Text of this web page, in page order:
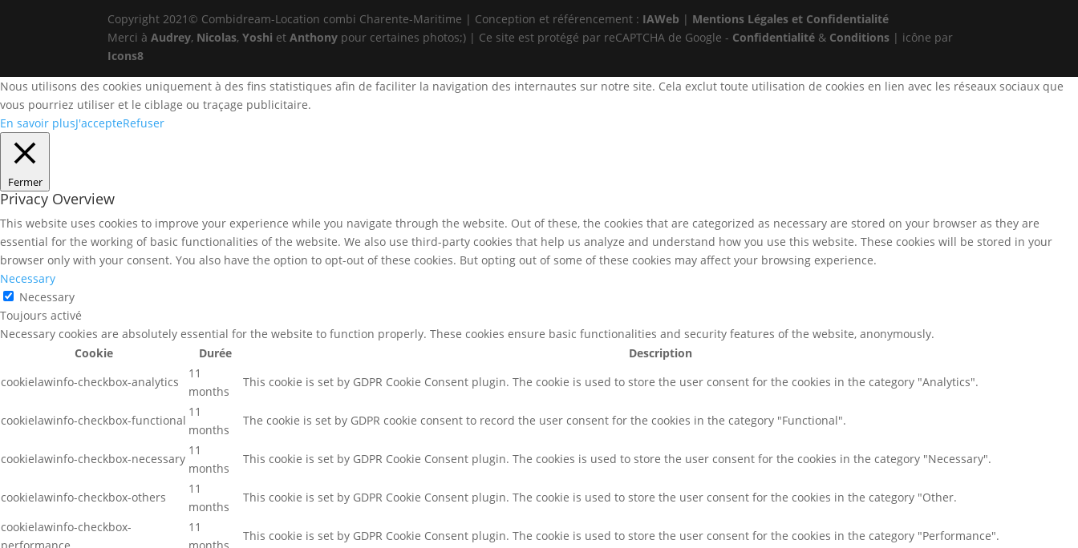
Copyright 2021© Combidream-Location combi Charente-Maritime | Conception et référencement : IAWeb | Mentions Légales et Confidentialité
Merci àAudrey, Nicolas,Yoshi etAnthony pour certaines photos;) | Ce site est protégé par reCAPTCHA de Google - Confidentialité & Conditions | icône par
Icons8
Nous utilisons des cookies uniquement à des fins statistiques afin de faciliter la navigation des internautes sur notre site. Cela exclut toute utilisation de cookies en lien avec les réseaux sociaux que
vous pourriez utiliser et le ciblage ou traçage publicitaire.
En savoir plusJ'accepteRefuser
Fermer
Privacy Overview
This website uses cookies to improve your experience while you navigate through the website. Out of these, the cookies that are categorized as necessary are stored on your browser as they are
essential for the working of basic functionalities of the website. We also use third-party cookies that help us analyze and understand how you use this website. These cookies will be stored in your
browser only with your consent. You also have the option to opt-out of these cookies. But opting out of some of these cookies may affect your browsing experience.
Necessary
Necessary
Toujours activé
Necessary cookies are absolutely essential for the website to function properly. These cookies ensure basic functionalities and security features of the website, anonymously.
Cookie
Durée
Description
cookielawinfo-checkbox-analytics
11
months
This cookie is set by GDPR Cookie Consent plugin. The cookie is used to store the user consent for the cookies in the category "Analytics".
cookielawinfo-checkbox-functional
11
months
The cookie is set by GDPR cookie consent to record the user consent for the cookies in the category "Functional".
cookielawinfo-checkbox-necessary
11
months
This cookie is set by GDPR Cookie Consent plugin. The cookies is used to store the user consent for the cookies in the category "Necessary".
cookielawinfo-checkbox-others
11
months
This cookie is set by GDPR Cookie Consent plugin. The cookie is used to store the user consent for the cookies in the category "Other.
cookielawinfo-checkbox-
11
This cookie is set by GDPR Cookie Consent plugin. The cookie is used to store the user consent for the cookies in the category "Performance".